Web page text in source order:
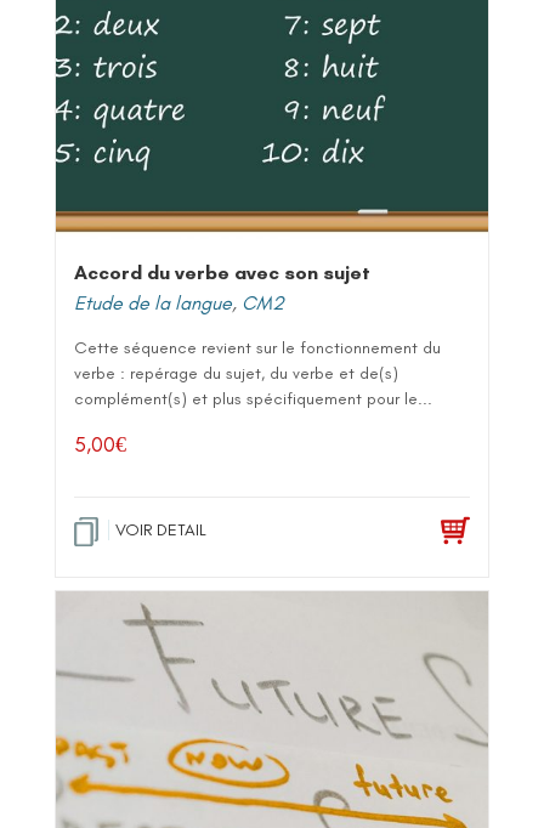
Accord du verbe avec son sujet
Etude de la langue, CM2
Cette séquence revient sur le fonctionnement du
verbe : repérage du sujet, du verbe et de(s)
complément(s) et plus spécifiquement pour le...
5,00€
VOIR DETAIL